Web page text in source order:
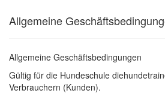
Allgemeine
Allgemeine Geschäftsbedingungen
Gültig für die Hundeschule
Verbrauchern (Kunden).